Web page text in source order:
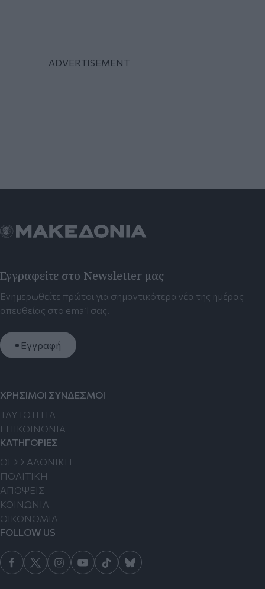
Εγγραφείτε στο Newsletter μας
Ενημερωθείτε πρώτοι για σημαντικότερα νέα της ημέρας
απευθείας στο email σας.
Εγγραφή
ΧΡΗΣΙΜΟΙ ΣΥΝΔΕΣΜΟΙ
TAYTOTHTA
ΕΠΙΚΟΙΝΩΝΙΑ
ΚΑΤΗΓΟΡΙΕΣ
ΘΕΣΣΑΛΟΝΙΚΗ
ΠΟΛΙΤΙΚΗ
ΑΠΟΨΕΙΣ
ΚΟΙΝΩΝΙΑ
ΟΙΚΟΝΟΜΙΑ
FOLLOW US